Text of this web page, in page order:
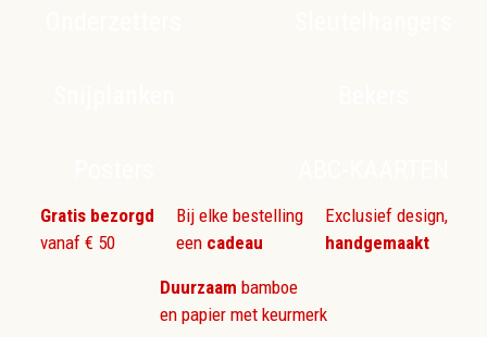
Gratis bezorgd
vanaf € 50
Bij elke bestelling
een cadeau
Exclusief design,
handgemaakt
Duurzaam bamboe
en papier met keurmerk